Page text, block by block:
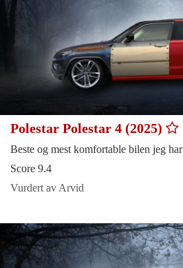
Polestar Polestar 4 (2025)
Beste og mest komfortable bilen jeg
Score 9.4
Vurdert av Arvid